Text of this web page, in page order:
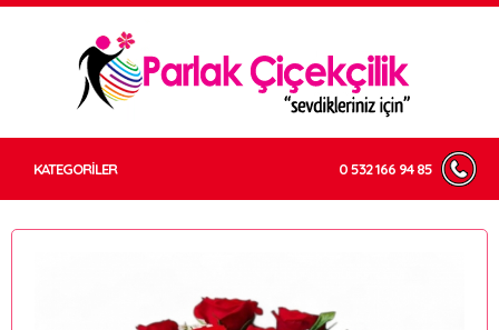
KATEGORİLER 0 532 166 94 85